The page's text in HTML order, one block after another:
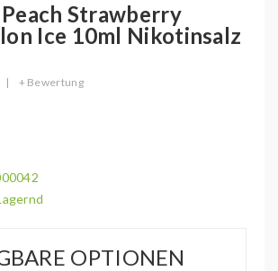
Strawberry
Ice 10ml Nikotinsalz
| + Bewertung
OPTIONEN